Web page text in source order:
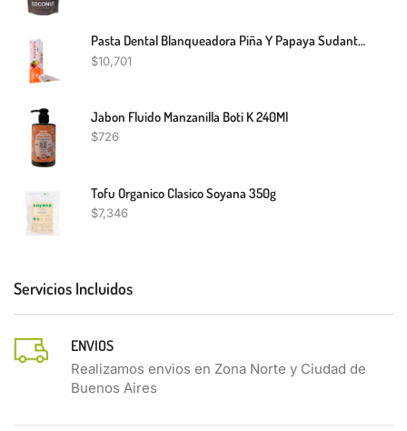
Pasta Dental Blanqueadora Piña Y Papaya Sudanta 200g
$10,701
Jabon Fluido Manzanilla Boti K 240Ml
$726
Tofu Organico Clasico Soyana 350g
$7,346
Servicios Incluidos
ENVIOS
Realizamos envios en Zona Norte y Ciudad de
Buenos Aires